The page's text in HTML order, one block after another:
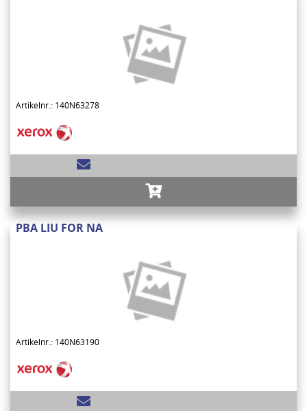
Artikelnr.: 140N63278
PBA LIU FOR NA
Artikelnr.: 140N63190